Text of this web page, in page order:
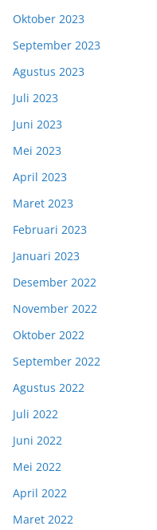
Oktober 2023
September 2023
Agustus 2023
Juli 2023
Juni 2023
Mei 2023
April 2023
Maret 2023
Februari 2023
Januari 2023
Desember 2022
November 2022
Oktober 2022
September 2022
Agustus 2022
Juli 2022
Juni 2022
Mei 2022
April 2022
Maret 2022